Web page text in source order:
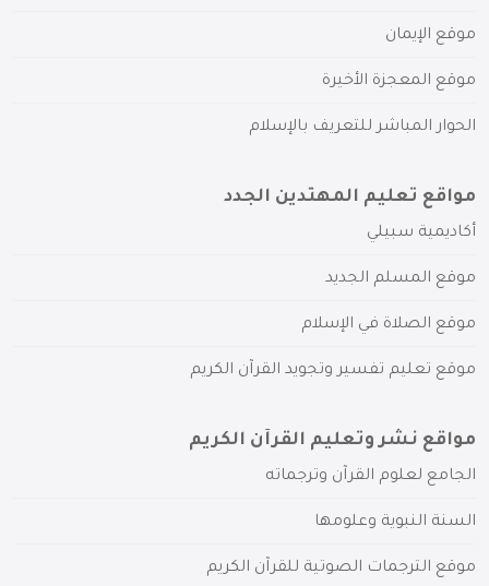
موقع الإيمان
موقع المعجزة الأخيرة
الحوار المباشر للتعريف بالإسلام
مواقع تعليم المهتدين الجدد
أكاديمية سبيلي
موقع المسلم الجديد
موقع الصلاة في الإسلام
موقع تعليم تفسير وتجويد القرآن الكريم
مواقع نشر وتعليم القرآن الكريم
الجامع لعلوم القرآن وترجماته
السنة النبوية وعلومها
موقع الترجمات الصوتية للقرآن الكريم